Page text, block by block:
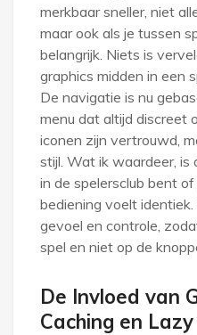
merkbaar sneller, niet
maar ook als je tussen
belangrijk. Niets is
graphics midden in een
De navigatie is nu
menu dat altijd discreet
iconen zijn vertrouwd,
stijl. Wat ik waardeer, is
in de spelersclub bent
bediening voelt
gevoel en controle,
spel en niet op de
De Invloed van
Caching en